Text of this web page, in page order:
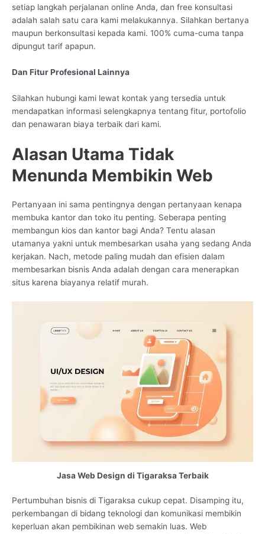
setiap langkah perjalanan online Anda, dan free konsultasi
adalah salah satu cara kami melakukannya. Silahkan bertanya
maupun berkonsultasi kepada kami. 100% cuma-cuma tanpa
dipungut tarif apapun.
Dan Fitur Profesional Lainnya
Silahkan hubungi kami lewat kontak yang tersedia untuk
mendapatkan informasi selengkapnya tentang fitur, portofolio
dan penawaran biaya terbaik dari kami.
Alasan Utama Tidak
Menunda Membikin Web
Pertanyaan ini sama pentingnya dengan pertanyaan kenapa
membuka kantor dan toko itu penting. Seberapa penting
membangun kios dan kantor bagi Anda? Tentu alasan
utamanya yakni untuk membesarkan usaha yang sedang Anda
kerjakan. Nach, metode paling mudah dan efisien dalam
membesarkan bisnis Anda adalah dengan cara menerapkan
situs karena biayanya relatif murah.
Jasa Web Design di Tigaraksa Terbaik
Pertumbuhan bisnis di Tigaraksa cukup cepat. Disamping itu,
perkembangan di bidang teknologi dan komunikasi membikin
keperluan akan pembikinan web semakin luas. Web